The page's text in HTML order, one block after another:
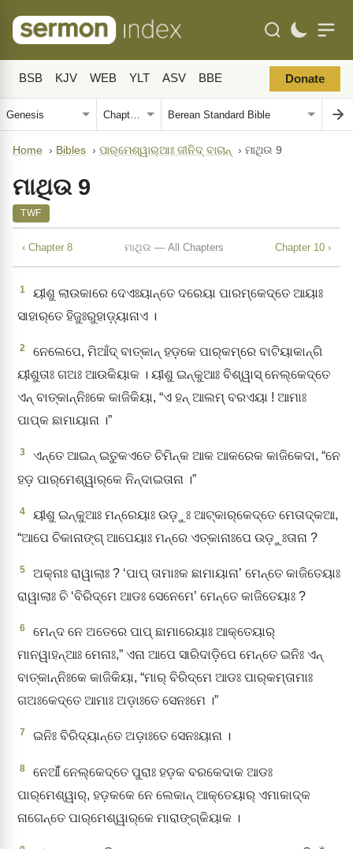
BSB KJV WEB YLT ASV BBE Donate
Home › Bibles › ପାର୍‌ମେଶ୍ୱାର୍‌ଆଃ ଜୀନିଦ୍‌ ବାଚାନ୍‌ › ମାଥିଉ 9
ମାଥିଉ 9
TWF
‹ Chapter 8 ମାଥିଉ — All Chapters Chapter 10 ›
1
ୟୀଶୁ ଲାଉକାରେ ଦେଏଃୟାନ୍ତେ ଦରେୟା ପାରମ୍‌କେଦ୍‌ତେ ଆୟାଃ
ସାହାର୍‌ତେ ହିଜୁଃରୁହାଡ଼୍‌ୟାନାଏ ।
2
ନେଲେପେ, ମିଆଁଦ୍‌ ବାତ୍‌କାନ୍‌ ହଡ଼କେ ପାର୍‌କମ୍‌ରେ ବାଟିୟାକାନ୍‌ଗି
ୟୀଶୁତାଃ ଗଅଃ ଆଉକିୟାକ । ୟୀଶୁ ଇନ୍‌କୁଆଃ ବିଶ୍ୱାସ୍‌ ନେଲ୍‌କେଦ୍‌ତେ
ଏନ୍‌ ବାତ୍‌କାନ୍‌ନିଃକେ କାଜିକିୟା, “ଏ ହନ୍‌ ଆଲମ୍‌ ବରଏୟା ! ଆମାଃ
ପାପ୍‌କ ଛାମାୟାନା ।”
3
ଏନ୍ତେ ଆଇନ୍‌ ଇତୁକଏତେ ଚିମିନ୍‌କ ଆକ ଆକରେକ କାଜିକେଦା, “ନେ
ହଡ଼ ପାର୍‌ମେଶ୍ୱାର୍‌କେ ନିନ୍ଦାଇତାନା ।”
4
ୟୀଶୁ ଇନ୍‌କୁଆଃ ମନ୍‌ରେୟାଃ ଉଡ଼ୁଃ ଆଟ୍‌କାର୍‌କେଦ୍‌ତେ ମେତାଦ୍‌କଆ,
“ଆପେ ଚିକାନାଙ୍ଗ୍‌ ଆପେୟାଃ ମନ୍‌ରେ ଏତ୍‌କାନାଃପେ ଉଡ଼ୁଃତାନା ?
5
ଅକ୍‌ନାଃ ରାୱାଲାଃ ? ‘ପାପ୍‌ ତାମାଃକ ଛାମାୟାନା’ ମେନ୍ତେ କାଜିତେୟାଃ
ରାୱାଲାଃ ଚି ‘ବିରିଦ୍‌ମେ ଆଡଃ ସେନେମେ’ ମେନ୍ତେ କାଜିତେୟାଃ ?
6
ମେନ୍‌ଦ ନେ ଅତେରେ ପାପ୍‌ ଛାମାରେୟାଃ ଆକ୍‌ତେୟାର୍‌
ମାନୱାହନ୍‌ଆଃ ମେନାଃ,” ଏନା ଆପେ ସାରିଦାଡ଼ିପେ ମେନ୍ତେ ଇନିଃ ଏନ୍‌
ବାତ୍‌କାନ୍‌ନିଃକେ କାଜିକିୟା, “ମାର୍‌ ବିରିଦ୍‌ମେ ଆଡଃ ପାର୍‌କମ୍‌ତାମାଃ
ଗଅଃକେଦ୍‌ତେ ଆମାଃ ଅଡ଼ାଃତେ ସେନଃମେ ।”
7 ଇନିଃ ବିରିଦ୍‌ୟାନ୍ତେ ଅଡ଼ାଃତେ ସେନଃୟାନା ।
8
ନେଆଁଁ ନେଲ୍‌କେଦ୍‌ତେ ପୁରାଃ ହଡ଼କ ବରକେଦାକ ଆଡଃ
ପାର୍‌ମେଶ୍ୱାର୍‌, ହଡ଼କକେ ନେ ଲେକାନ୍‌ ଆକ୍‌ତେୟାର୍‌ ଏମାକାଦ୍‌କ
ନାଗେନ୍ତେ ପାର୍‌ମେଶ୍ୱାର୍‌କେ ମାରାଙ୍ଗ୍‌କିୟାକ ।